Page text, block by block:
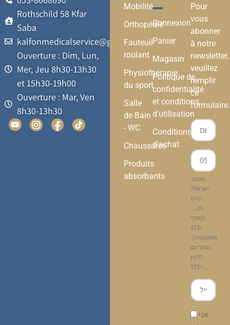
Rothschild 58 Kfar
Saba
kalfonmedicalservice@gmail.com
Ouverture : Dim, Lun,
Mer, Jeu 8h30-13h30
et 15h30-19h00
Ouverture : Mar, Ven
8h30-13h30
Mobilité
Orthopédie
Fauteuil
roulant
Physiothérapie
du sport
Salle
de Bain
- WC
Chaussures
Produits
absorbants
Connexion
Panier
Magasin
Politique de
confidentialité
et conditions
d'utilisation
Conditions
d'achat
Pour
vous
abonner
à notre
newsletter,
veuillez
remplir
ce
formulaire.
מספר
ישראלי:
הזינו
05…
(נוסיף
+972
אוטומטית).
מותר גם
להזין
+972…
אני